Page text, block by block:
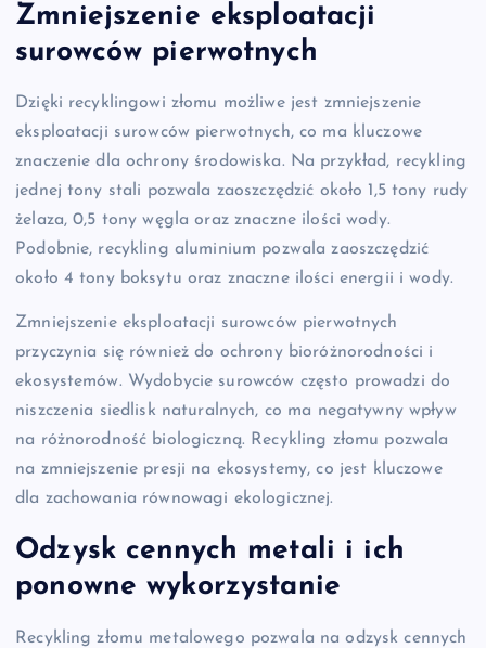
Zmniejszenie eksploatacji
surowców pierwotnych
Dzięki recyklingowi złomu możliwe jest zmniejszenie
eksploatacji surowców pierwotnych, co ma kluczowe
znaczenie dla ochrony środowiska. Na przykład, recykling
jednej tony stali pozwala zaoszczędzić około 1,5 tony rudy
żelaza, 0,5 tony węgla oraz znaczne ilości wody.
Podobnie, recykling aluminium pozwala zaoszczędzić
około 4 tony boksytu oraz znaczne ilości energii i wody.
Zmniejszenie eksploatacji surowców pierwotnych
przyczynia się również do ochrony bioróżnorodności i
ekosystemów. Wydobycie surowców często prowadzi do
niszczenia siedlisk naturalnych, co ma negatywny wpływ
na różnorodność biologiczną. Recykling złomu pozwala
na zmniejszenie presji na ekosystemy, co jest kluczowe
dla zachowania równowagi ekologicznej.
Odzysk cennych metali i ich
ponowne wykorzystanie
Recykling złomu metalowego pozwala na odzysk cennych